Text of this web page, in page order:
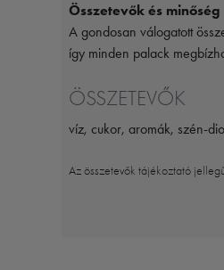
Összetevők és minőség
A gondosan válogatott
így minden palack
ÖSSZETEVŐK
víz, cukor, aromák, szén-
Az összetevők tájékoztató